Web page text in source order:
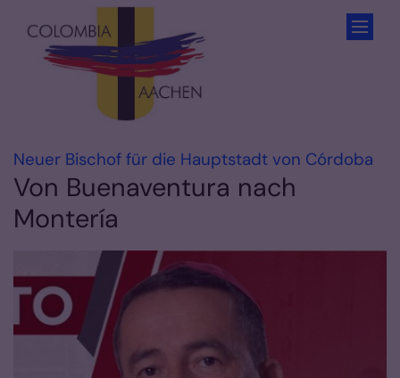
Zum Inhalt springen
Neuer Bischof für die Hauptstadt von Córdoba
Von Buenaventura nach
Montería